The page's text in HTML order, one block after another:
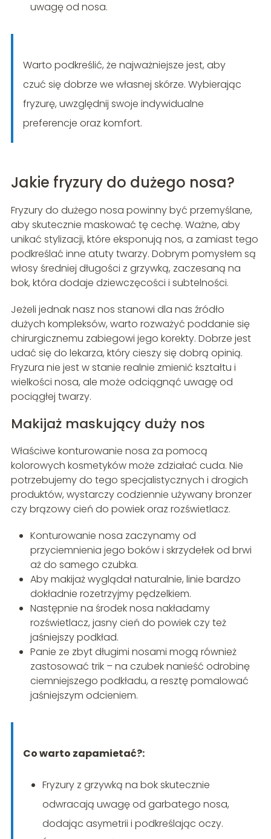
uwagę od nosa.
Warto podkreślić, że najważniejsze jest, aby
czuć się dobrze we własnej skórze. Wybierając
fryzurę, uwzględnij swoje indywidualne
preferencje oraz komfort.
Jakie fryzury do dużego nosa?
Fryzury do dużego nosa powinny być przemyślane,
aby skutecznie maskować tę cechę. Ważne, aby
unikać stylizacji, które eksponują nos, a zamiast tego
podkreślać inne atuty twarzy. Dobrym pomysłem są
włosy średniej długości z grzywką, zaczesaną na
bok, która dodaje dziewczęcości i subtelności.
Jeżeli jednak nasz nos stanowi dla nas źródło
dużych kompleksów, warto rozważyć poddanie się
chirurgicznemu zabiegowi jego korekty. Dobrze jest
udać się do lekarza, który cieszy się dobrą opinią.
Fryzura nie jest w stanie realnie zmienić kształtu i
wielkości nosa, ale może odciągnąć uwagę od
pociągłej twarzy.
Makijaż maskujący duży nos
Właściwe konturowanie nosa za pomocą
kolorowych kosmetyków może zdziałać cuda. Nie
potrzebujemy do tego specjalistycznych i drogich
produktów, wystarczy codziennie używany bronzer
czy brązowy cień do powiek oraz rozświetlacz.
Konturowanie nosa zaczynamy od
przyciemnienia jego boków i skrzydełek od brwi
aż do samego czubka.
Aby makijaż wyglądał naturalnie, linie bardzo
dokładnie rozetrzyjmy pędzelkiem.
Następnie na środek nosa nakładamy
rozświetlacz, jasny cień do powiek czy też
jaśniejszy podkład.
Panie ze zbyt długimi nosami mogą również
zastosować trik – na czubek nanieść odrobinę
ciemniejszego podkładu, a resztę pomalować
jaśniejszym odcieniem.
Co warto zapamietać?:
Fryzury z grzywką na bok skutecznie
odwracają uwagę od garbatego nosa,
dodając asymetrii i podkreślając oczy.